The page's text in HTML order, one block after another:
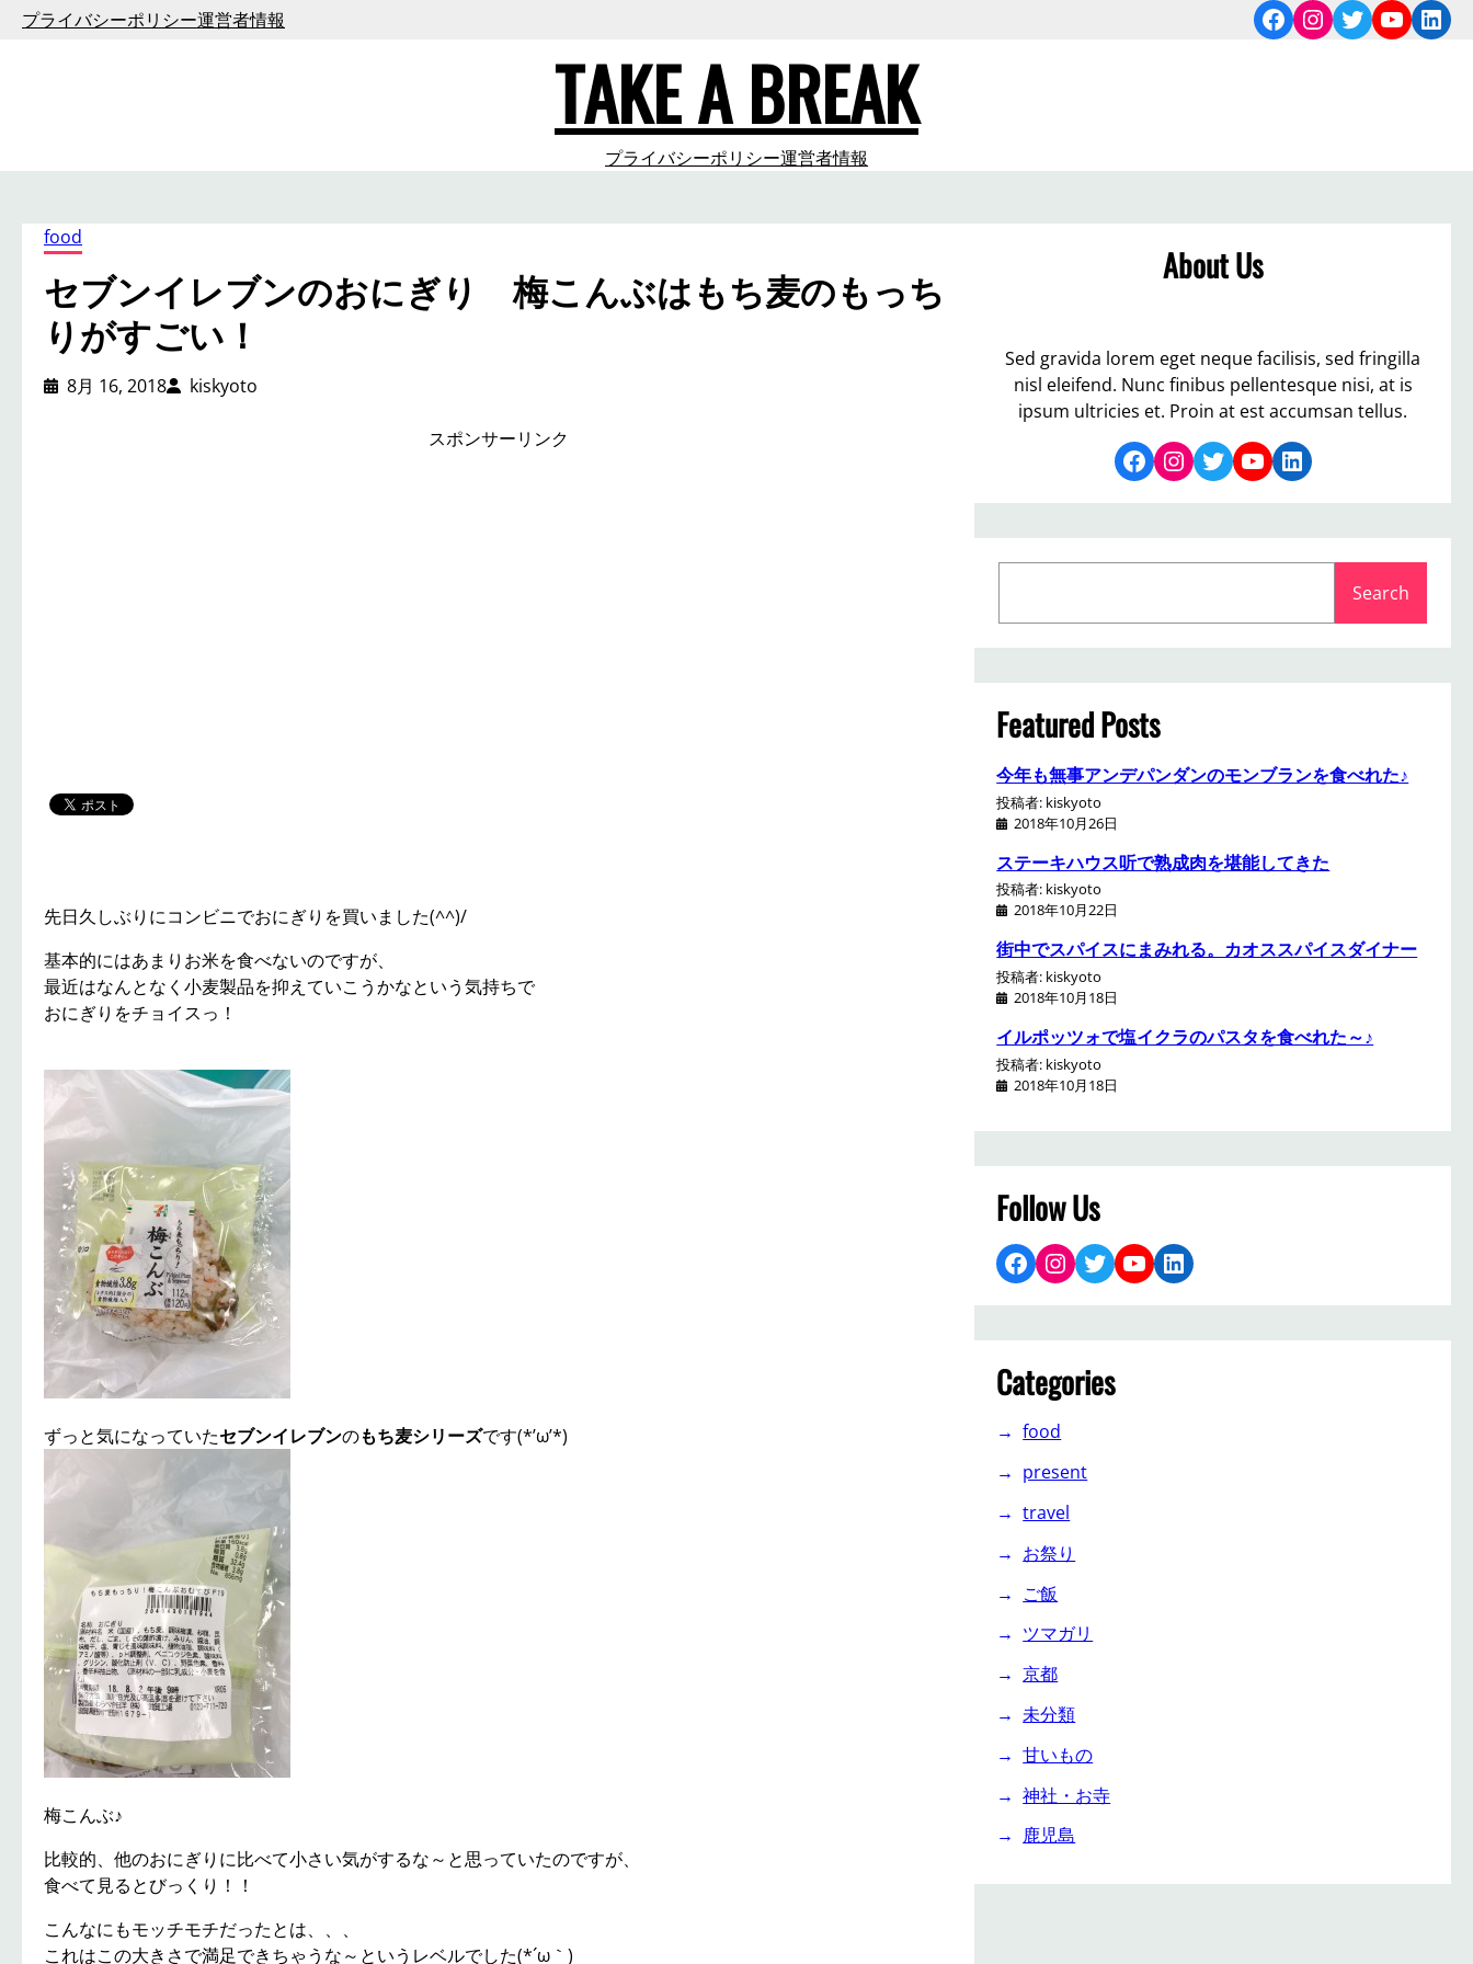
プ
プライバシーポリシー運営者情報 Facebook
Instagram
Twitter
TAKE A BREAK
プライバシーポリシー運営者情報
food
セブンイレブンのおにぎり 梅こんぶはもち麦のもっち
りがすごい！
8月 16, 2018 kiskyoto
スポンサーリンク
先日久しぶりにコンビニでおにぎりを買いました(^^)/
基本的にはあまりお米を食べないのですが、
最近はなんとなく小麦製品を抑えていこうかなという気持ちで
おにぎりをチョイスっ！
ずっと気になっていたセブンイレブンのもち麦シリーズです(*’ω’*)
梅こんぶ♪
比較的、他のおにぎりに比べて小さい気がするな～と思っていたのですが、
食べて見るとびっくり！！
こんなにもモッチモチだったとは、、、
これはこの大きさで満足できちゃうな～というレベルでした(*´ω｀)
About Us
Sed gravida lorem eget neque facilisis, sed fringilla
nisl eleifend. Nunc finibus pellentesque nisi, at is
ipsum ultricies et. Proin at est accumsan tellus.
Facebook Instagram Twitter YouTube LinkedIn
a
r
c
h
Search
Featured Posts
今年も無事アンデパンダンのモンブランを食べれた♪
投稿者: kiskyoto
2018年10月26日
ステーキハウス听で熟成肉を堪能してきた
投稿者: kiskyoto
2018年10月22日
街中でスパイスにまみれる。カオススパイスダイナー
投稿者: kiskyoto
2018年10月18日
イルポッツォで塩イクラのパスタを食べれた～♪
投稿者: kiskyoto
2018年10月18日
Follow Us
Facebook Instagram Twitter YouTube LinkedIn
Categories
food
present
travel
お祭り
ご飯
ツマガリ
京都
未分類
甘いもの
神社・お寺
鹿児島